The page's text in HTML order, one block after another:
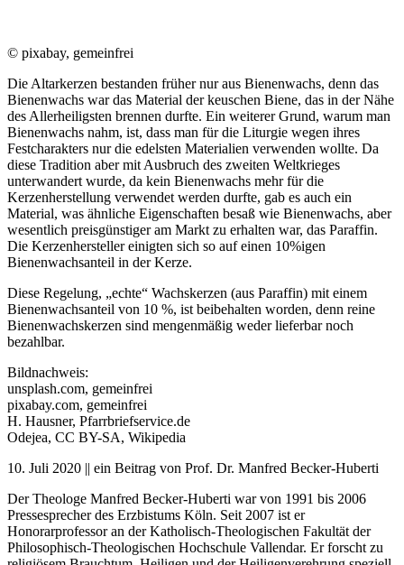
© pixabay, gemeinfrei
Die Altarkerzen bestanden früher nur aus Bienenwachs, denn das
Bienenwachs war das Material der keuschen Biene, das in der Nähe
des Allerheiligsten brennen durfte. Ein weiterer Grund, warum man
Bienenwachs nahm, ist, dass man für die Liturgie wegen ihres
Festcharakters nur die edelsten Materialien verwenden wollte. Da
diese Tradition aber mit Ausbruch des zweiten Weltkrieges
unterwandert wurde, da kein Bienenwachs mehr für die
Kerzenherstellung verwendet werden durfte, gab es auch ein
Material, was ähnliche Eigenschaften besaß wie Bienenwachs, aber
wesentlich preisgünstiger am Markt zu erhalten war, das Paraffin.
Die Kerzenhersteller einigten sich so auf einen 10%igen
Bienenwachsanteil in der Kerze.
Diese Regelung, „echte“ Wachskerzen (aus Paraffin) mit einem
Bienenwachsanteil von 10 %, ist beibehalten worden, denn reine
Bienenwachskerzen sind mengenmäßig weder lieferbar noch
bezahlbar.
Bildnachweis:
unsplash.com, gemeinfrei
pixabay.com, gemeinfrei
H. Hausner, Pfarrbriefservice.de
Odejea, CC BY-SA, Wikipedia
10. Juli 2020 || ein Beitrag von Prof. Dr. Manfred Becker-Huberti
Der Theologe Manfred Becker-Huberti war von 1991 bis 2006
Pressesprecher des Erzbistums Köln. Seit 2007 ist er
Honorarprofessor an der Katholisch-Theologischen Fakultät der
Philosophisch-Theologischen Hochschule Vallendar. Er forscht zu